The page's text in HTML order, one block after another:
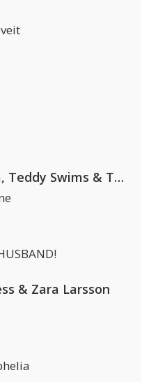
David Guetta, Teddy Swims & Tones And I
& Zara Larsson